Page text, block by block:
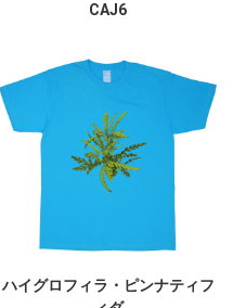
CAJ6
ハイグロフィラ・ピンナティフ